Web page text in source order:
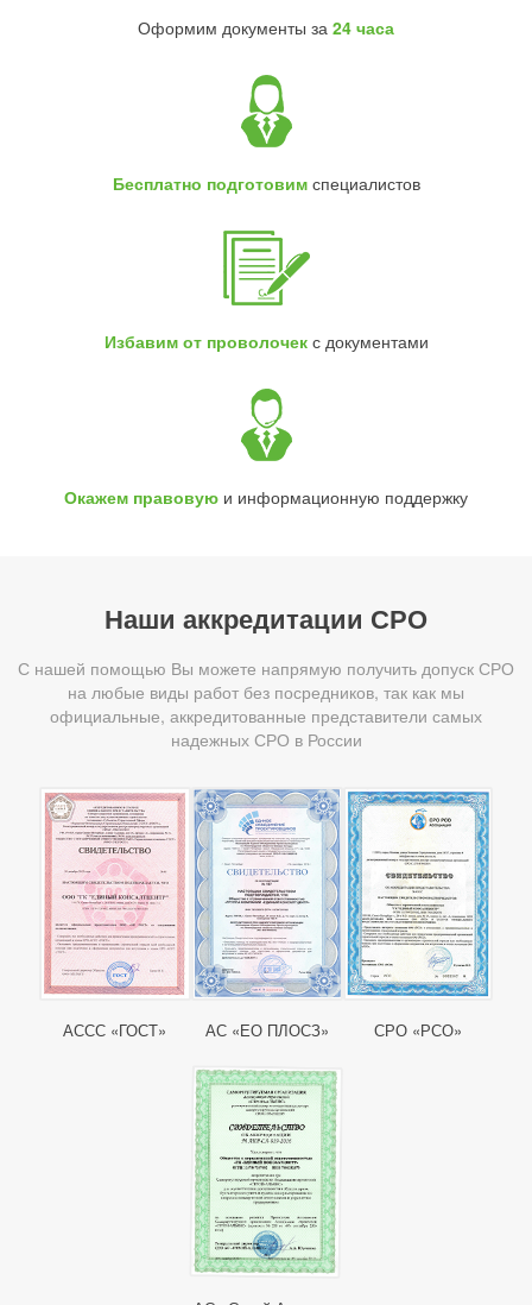
Оформим документы за 24 часа
Бесплатно подготовимспециалистов
Избавим от проволочекс документами
Окажем правовую и информационную поддержку
Наши аккредитации СРО
С нашей помощью Вы можете напрямую получить допуск СРО
на любые виды работ без посредников, так как мы
официальные, аккредитованные представители самых
надежных СРО в России
АССС «ГОСТ» АС «ЕО ПЛОСЗ» СРО «РСО»